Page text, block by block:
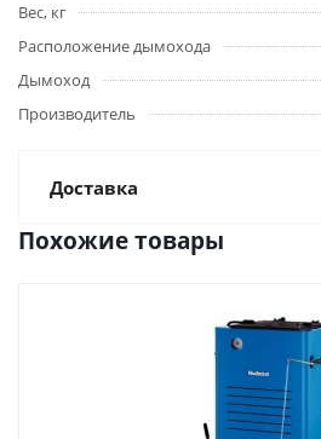
Вес, кг
Расположение дымохода
Дымоход
Производитель
Доставка
Похожие товары